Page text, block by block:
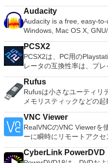
ーションおよびディスク
ョンの拡張（特にシステム
理、MBRおよびGUIDパー
クのディスク領域不足の問
ィションのサイズ変更/移
スクとパーティションをコ
ーティション空き領域を再
換パーティションを回復す
Audacity
Audacity is a free, easy-
Windows, Mac OS X,
systems. You can use Audacity to: Record live
tapes and records into digital
Vorbis, MP3, WAV or AIFF sound files. Cut,
sounds together. Change the speed or pitch of a recording.
PCSX2
PCSX2は、PC用の
レータの互換性率は、プレ
以上を誇っています。か
いる場合、PCSX2は優れ
アプリケーションはローエ
供するため、Playstation 2
PCで動作するゲームを見ることが
ーターを使用すると、PS2
プレイステーション体験を
ケーションでは、ディス
ハードドライブからISOイ
す。 主な機能は次のとおりです。 Savestates：
Rufus
Rufusは小さなユーティリ
メモリスティックなどの
フォーマットおよび作成できます。 Rufusは
役立ちます。 Windows、Linux、およびUEFI用の起動可能な
ISOからUSBインストール
合。 OSがインストールされていないシステムで作業する必要
がある場合。 BIOSまたはその他のファームウェアをDOSから
フラッシュする必要がある
VNC Viewer
RealVNCのVNC Viewerを
ーに瞬時にリモートアクセ
またはLinuxマシン、世界
使用すると、コンピュータ
CyberLink PowerDVD